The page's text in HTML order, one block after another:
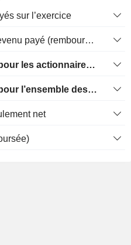
sur l’exercice
Trésorerie Impôt sur le revenu payé (remboursement)Impôt effectivement payé (remboursé) sur l’exercice
Flux de trésorerie libre pour les actionnaires FCFE
Flux de trésorerie libre pour l’ensemble des pourvoyeurs de fonds (créanciers et actionnaires) FCFF
net